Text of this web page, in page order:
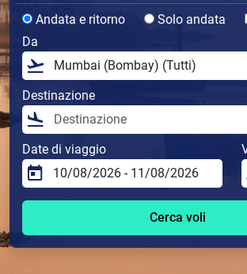
Andata e ritorno Solo andata
Da
Destinazione
Date di viaggio
Cerca voli